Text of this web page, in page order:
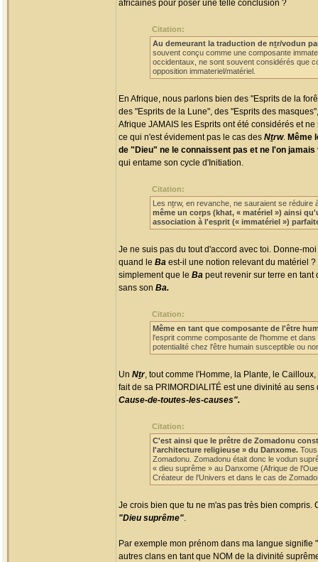
africaines pour poser une telle conclusion ?
Citation:
Au demeurant la traduction de nṯr/vodun
souvent conçu comme une composante
occidentaux, ne sont souvent considérés que
opposition immateriel/matériel.
En Afrique, nous parlons bien des "Esprits de la
des "Esprits de la Lune", des "Esprits des
Afrique JAMAIS les Esprits ont été considérés et
ce qui n'est évidement pas le cas des Nṯrw. Même
de "Dieu" ne le connaissent pas et ne l'on jamais
qui entame son cycle d'Initiation.
Citation:
Les nṯrw, en revanche, ne sauraient se réduire
même un corps (khat, « matériel ») ainsi
association à l'esprit (« immatériel »)
Je ne suis pas du tout d'accord avec toi. Donne-
quand le Ba est-il une notion relevant du matériel
simplement que le Ba peut revenir sur terre en
sans son Ba.
Citation:
Même en tant que composante de l'être
l'esprit comme composante de l'homme et
potentialité chez l'être humain susceptible ou
Un Nṯr, tout comme l'Homme, la Plante, le
fait de sa PRIMORDIALITÉ est une divinité au
Cause-de-toutes-les-causes".
Citation:
C'est ainsi que le prêtre de Zomadonu
l'architecture religieuse » du Danxome.
Zomadonu. Zomadonu était donc le vodun
« dieu suprême » au Danxome (Afrique de
Créateur de l'Univers et dans le cas de
Je crois bien que tu ne m'as pas très bien
"Dieu suprême".
Par exemple mon prénom dans ma langue
autres clans en tant que NOM de la divinité